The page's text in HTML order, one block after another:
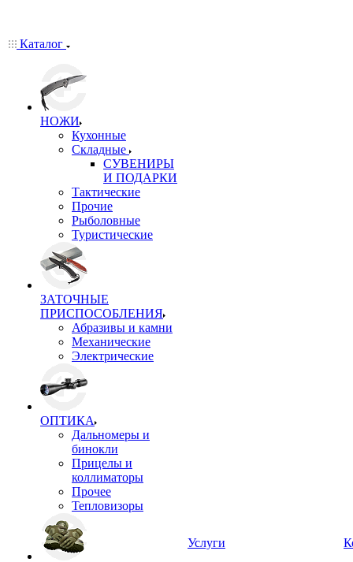
Каталог
НОЖИ
Кухонные
Складные
СУВЕНИРЫ
И ПОДАРКИ
Тактические
Прочие
Рыболовные
Туристические
ЗАТОЧНЫЕ
ПРИСПОСОБЛЕНИЯ
Абразивы и камни
Механические
Электрические
ОПТИКА
Дальномеры и
бинокли
Прицелы и
коллиматоры
Прочее
Тепловизоры
Услуги